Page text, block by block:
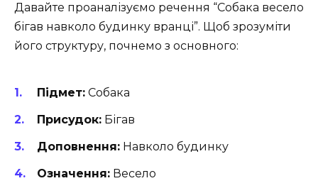
Давайте проаналізуємо речення “Собака весело
бігав навколо будинку вранці”. Щоб зрозуміти
його структуру, почнемо з основного:
Підмет: Собака
Присудок: Бігав
Доповнення: Навколо будинку
Означення: Весело